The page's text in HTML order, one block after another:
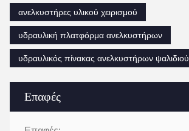
Επαφές
ανελκυστήρες υλικού χειρισμού
υδραυλική πλατφόρμα ανελκυστήρων
υδραυλικός πίνακας ανελκυστήρων ψαλιδιού